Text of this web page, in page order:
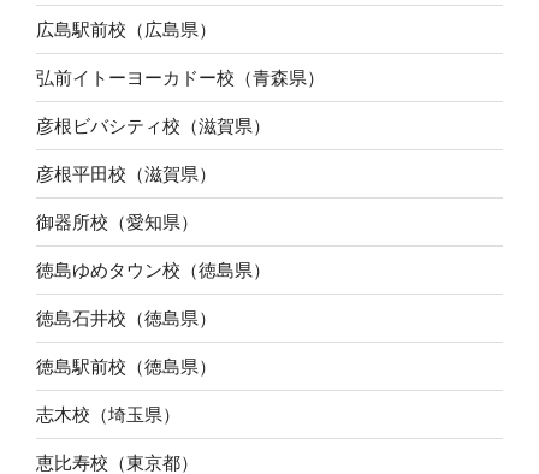
広島駅前校（広島県）
弘前イトーヨーカドー校（青森県）
彦根ビバシティ校（滋賀県）
彦根平田校（滋賀県）
御器所校（愛知県）
徳島ゆめタウン校（徳島県）
徳島石井校（徳島県）
徳島駅前校（徳島県）
志木校（埼玉県）
恵比寿校（東京都）